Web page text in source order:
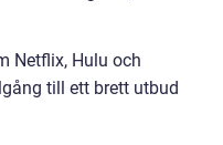
Netflix, Hulu och
till ett brett utbud